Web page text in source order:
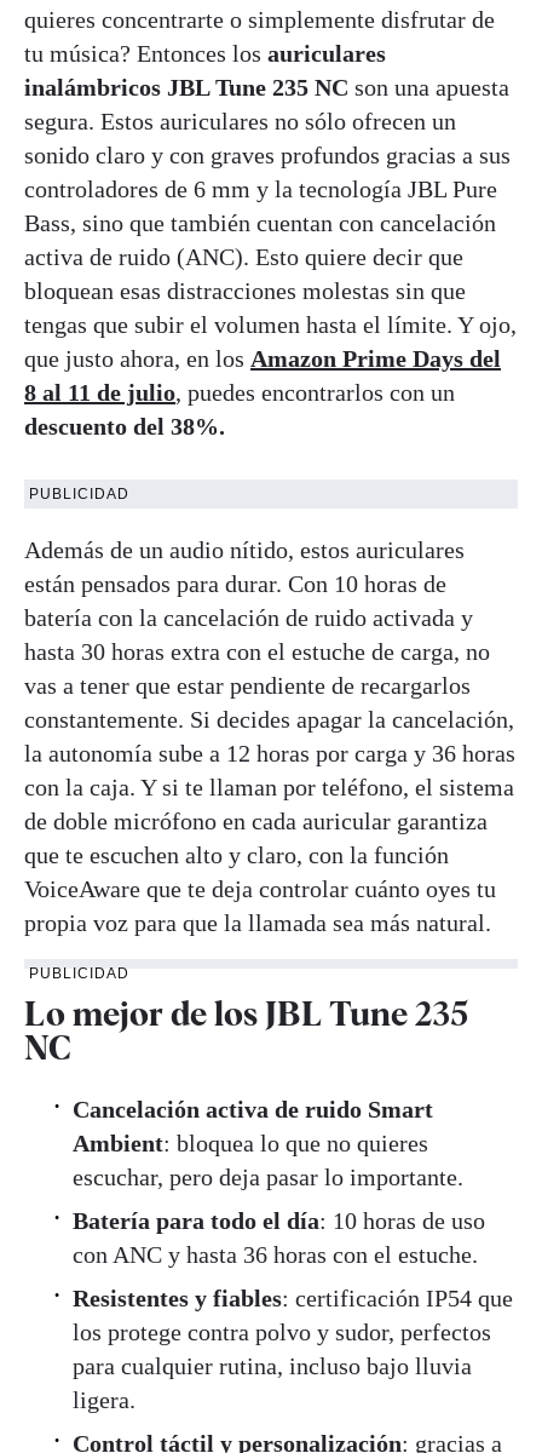
quieres concentrarte o simplemente disfrutar de
tu música? Entonces los auriculares
inalámbricos JBL Tune 235 NC son una apuesta
segura. Estos auriculares no sólo ofrecen un
sonido claro y con graves profundos gracias a sus
controladores de 6 mm y la tecnología JBL Pure
Bass, sino que también cuentan con cancelación
activa de ruido (ANC). Esto quiere decir que
bloquean esas distracciones molestas sin que
tengas que subir el volumen hasta el límite. Y ojo,
que justo ahora, en los Amazon Prime Days del
8 al 11 de julio, puedes encontrarlos con un
descuento del 38%.
PUBLICIDAD
Además de un audio nítido, estos auriculares
están pensados para durar. Con 10 horas de
batería con la cancelación de ruido activada y
hasta 30 horas extra con el estuche de carga, no
vas a tener que estar pendiente de recargarlos
constantemente. Si decides apagar la cancelación,
la autonomía sube a 12 horas por carga y 36 horas
con la caja. Y si te llaman por teléfono, el sistema
de doble micrófono en cada auricular garantiza
que te escuchen alto y claro, con la función
VoiceAware que te deja controlar cuánto oyes tu
propia voz para que la llamada sea más natural.
PUBLICIDAD
Lo mejor de los JBL Tune 235
NC
Cancelación activa de ruido Smart
Ambient: bloquea lo que no quieres
escuchar, pero deja pasar lo importante.
Batería para todo el día: 10 horas de uso
con ANC y hasta 36 horas con el estuche.
Resistentes y fiables: certificación IP54 que
los protege contra polvo y sudor, perfectos
para cualquier rutina, incluso bajo lluvia
ligera.
Control táctil y personalización: gracias a